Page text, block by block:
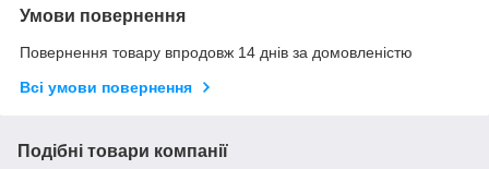
Умови повернення
Повернення товару впродовж 14 днів за домовленістю
Всі умови повернення
Подібні товари компанії